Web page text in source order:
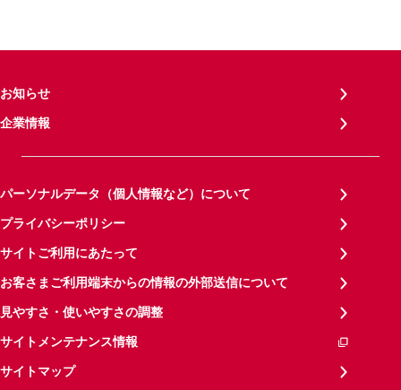
お知らせ
企業情報
パーソナルデータ（個人情報など）について
プライバシーポリシー
サイトご利用にあたって
お客さまご利用端末からの情報の外部送信について
見やすさ・使いやすさの調整
サイトメンテナンス情報
サイトマップ